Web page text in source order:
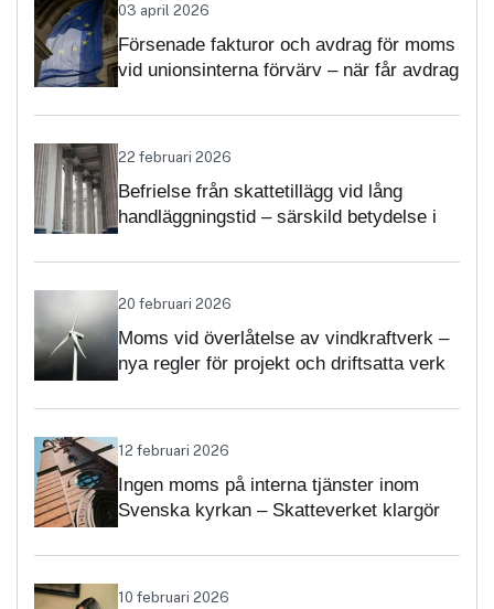
03 april 2026
Försenade fakturor och avdrag för moms
vid unionsinterna förvärv – när får avdrag
22 februari 2026
Befrielse från skattetillägg vid lång
handläggningstid – särskild betydelse i
20 februari 2026
Moms vid överlåtelse av vindkraftverk –
nya regler för projekt och driftsatta verk
12 februari 2026
Ingen moms på interna tjänster inom
Svenska kyrkan – Skatteverket klargör
10 februari 2026